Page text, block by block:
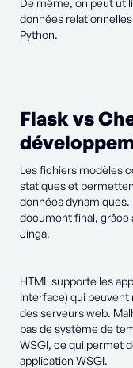
De même, on peut
données
Python.
Flask vs
Les fichiers modèles
statiques et
données dynamiques.
document final, grâce
Jinga.
HTML supporte les
Interface) qui
des serveurs web.
pas de système de
WSGI, ce qui permet
application WSGI.